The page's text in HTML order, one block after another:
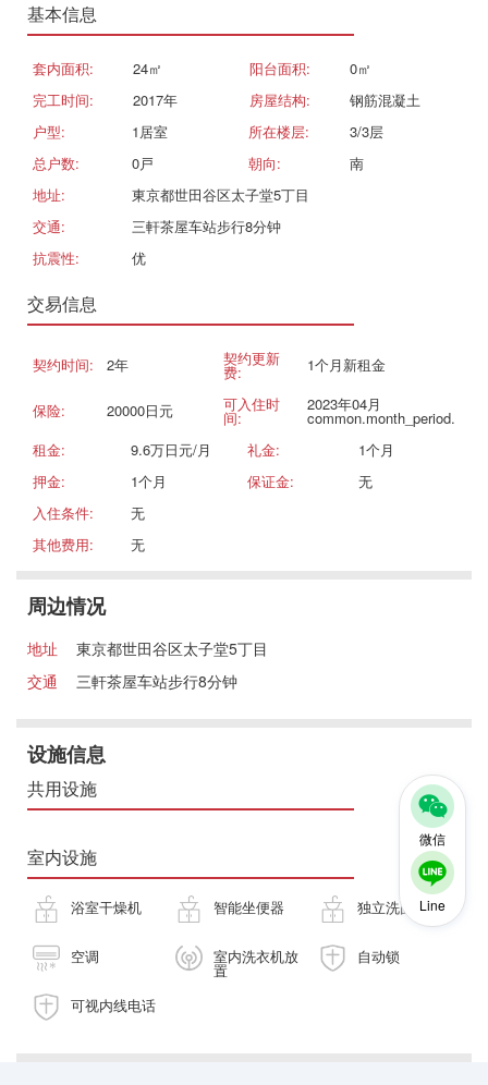
微信
Line
基本信息
套内面积: 24㎡ 阳台面积:
0㎡
完工时间:
2017年 房屋结构:
钢筋混凝土
户型:
1居室 所在楼层:
3/3层
总户数:
0戸 朝向:
南
地址:
東京都世田谷区太子堂5丁目
交通:
三軒茶屋车站步行8分钟
抗震性:
优
交易信息
契约时间: 2年 契约更新
费: 1个月新租金
保险: 20000日元 可入住时
间:
2023年04月
common.month_period.
租金:
9.6万日元/月 礼金:
1个月
押金:
1个月 保证金:
无
入住条件:
无
其他费用:
无
周边情况
地址
東京都世田谷区太子堂5丁目
交通
三軒茶屋车站步行8分钟
设施信息
共用设施
室内设施
浴室干燥机 智能坐便器 独立洗面台
空调 室内洗衣机放
置
自动锁
可视内线电话